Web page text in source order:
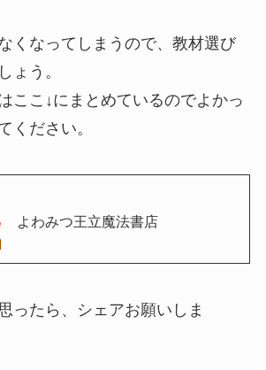
くなってしまうので、教材選び
ょう。
ここ↓にまとめているのでよかっ
ください。
よわみつ王立魔法書店
ったら、シェアお願いしま